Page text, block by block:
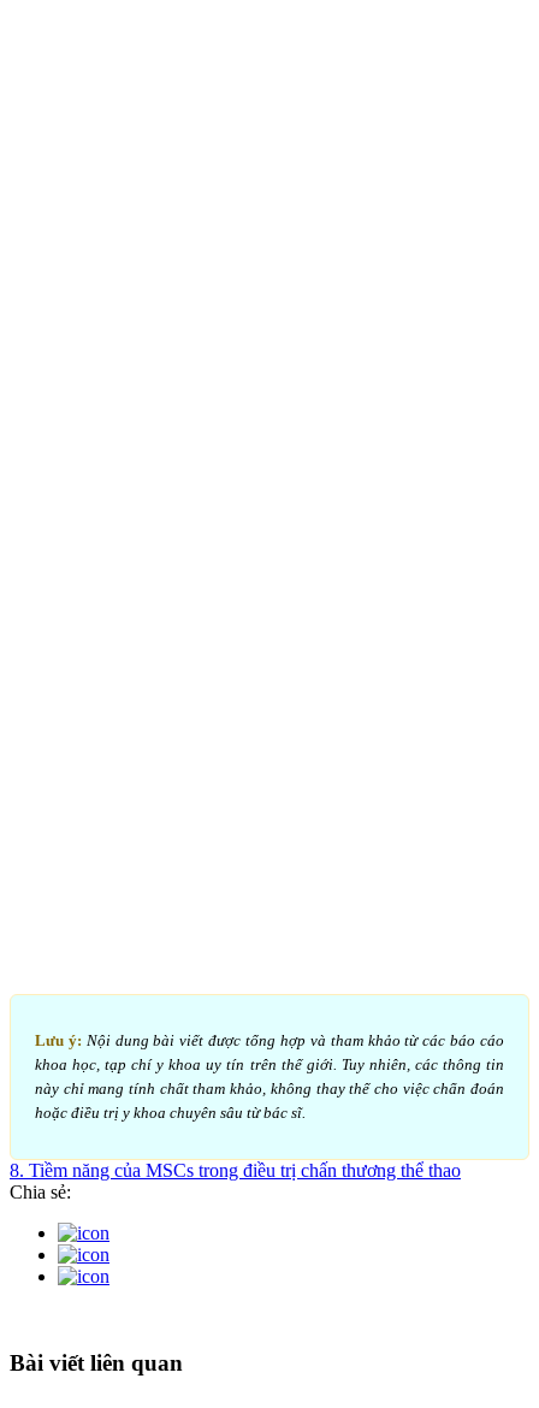
Lưu ý: Nội dung bài viết được tổng hợp và tham khảo từ các báo cáo
khoa học, tạp chí y khoa uy tín trên thế giới. Tuy nhiên, các thông tin
này chỉ mang tính chất tham khảo, không thay thế cho việc chẩn đoán
hoặc điều trị y khoa chuyên sâu từ bác sĩ.
8. Tiềm năng của MSCs trong điều trị chấn thương thể thao
Chia sẻ:
Bài viết liên quan